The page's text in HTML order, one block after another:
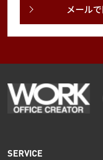
メール
SERVICE